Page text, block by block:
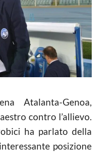
Atalanta-Genoa,
contro l’allievo.
ha parlato della
posizione